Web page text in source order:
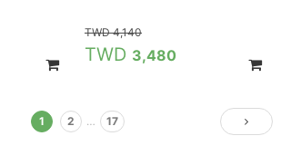
4,140
3,480
1 2 … 17